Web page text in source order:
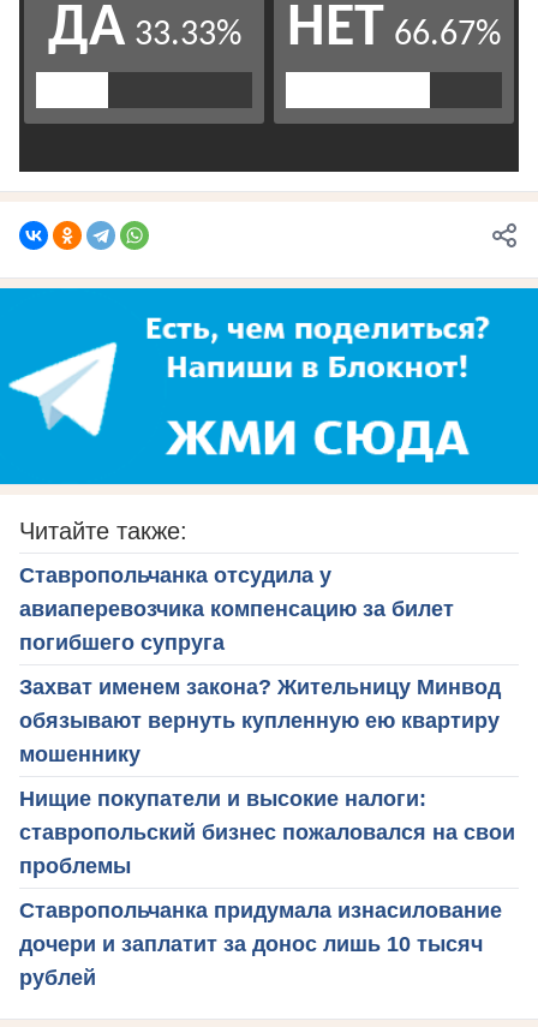
Читайте также:
Ставропольчанка отсудила у
авиаперевозчика компенсацию за билет
погибшего супруга
Захват именем закона? Жительницу Минвод
обязывают вернуть купленную ею квартиру
мошеннику
Нищие покупатели и высокие налоги:
ставропольский бизнес пожаловался на свои
проблемы
Ставропольчанка придумала изнасилование
дочери и заплатит за донос лишь 10 тысяч
рублей